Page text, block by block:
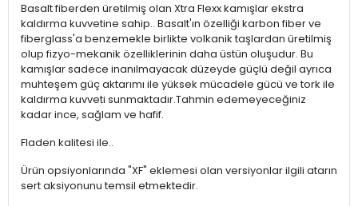
Basalt fiberden üretilmiş olan Xtra Flexx kamışlar ekstra
kaldırma kuvvetine sahip.. Basalt'ın özelliği karbon fiber ve
fiberglass'a benzemekle birlikte volkanik taşlardan üretilmiş
olup fizyo-mekanik özelliklerinin daha üstün oluşudur. Bu
kamışlar sadece inanılmayacak düzeyde güçlü değil ayrıca
muhteşem güç aktarımı ile yüksek mücadele gücü ve tork ile
kaldırma kuvveti sunmaktadır.Tahmin edemeyeceğiniz
kadar ince, sağlam ve hafif.
Fladen kalitesi ile..
Ürün opsiyonlarında "XF" eklemesi olan versiyonlar ilgili atarın
sert aksiyonunu temsil etmektedir.